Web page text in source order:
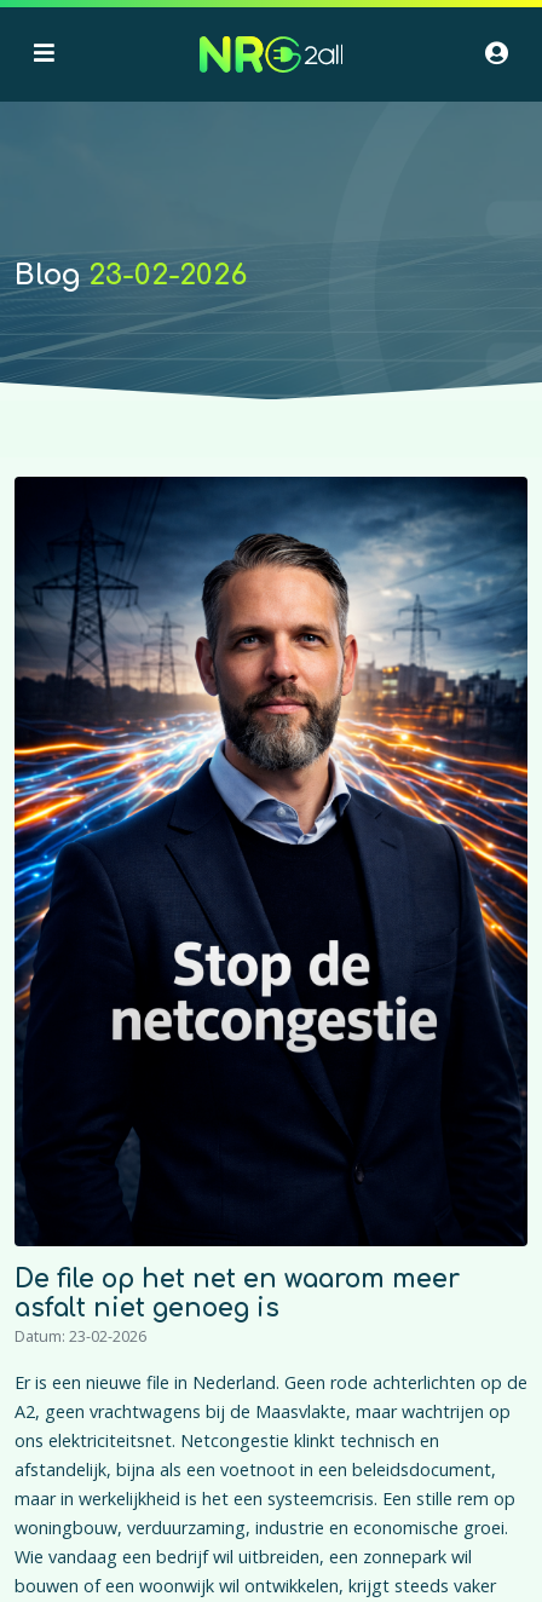
Blog23-02-2026
De file op het net en waarom meer
asfalt niet genoeg is
Datum: 23-02-2026
Er is een nieuwe file in Nederland. Geen rode achterlichten op de
A2, geen vrachtwagens bij de Maasvlakte, maar wachtrijen op
ons elektriciteitsnet. Netcongestie klinkt technisch en
afstandelijk, bijna als een voetnoot in een beleidsdocument,
maar in werkelijkheid is het een systeemcrisis. Een stille rem op
woningbouw, verduurzaming, industrie en economische groei.
Wie vandaag een bedrijf wil uitbreiden, een zonnepark wil
bouwen of een woonwijk wil ontwikkelen, krijgt steeds vaker